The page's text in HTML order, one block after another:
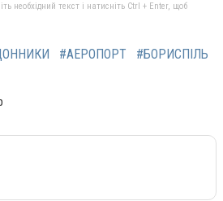
необхідний текст і натисніть Ctrl + Enter, щоб
#АЕРОПОРТ #БОРИСПІЛЬ